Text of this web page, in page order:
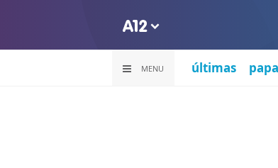
MENU últimas papa